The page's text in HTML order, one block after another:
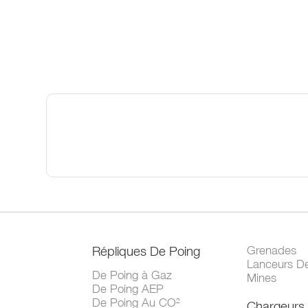
Répliques De Poing
De Poing à Gaz
De Poing AEP
De Poing Au CO²
Grenades
Lanceurs
Mines